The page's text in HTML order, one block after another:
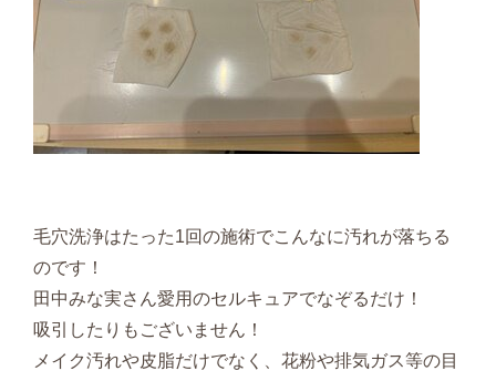
毛穴洗浄はたった1回の施術でこんなに汚れが落ちる
のです！
田中みな実さん愛用のセルキュアでなぞるだけ！
吸引したりもございません！
メイク汚れや皮脂だけでなく、花粉や排気ガス等の目